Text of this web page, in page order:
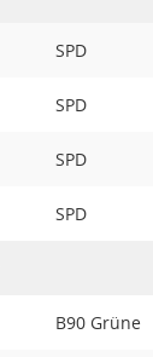
SPD
SPD
SPD
SPD
B90 Grüne